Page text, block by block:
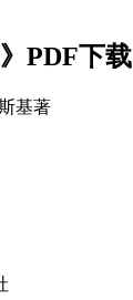
PDF下载
基著